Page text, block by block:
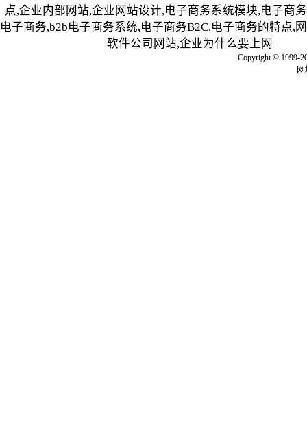
点,企业内部网站,企业网站设计,电子商务系统模块,电子商
电子商务,b2b电子商务系统,电子商务B2C,电子商务的特点,
软件公司网站,企业为什么要上网
Copyright ©